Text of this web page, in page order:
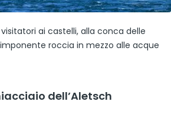
ai castelli, alla conca delle
roccia in mezzo alle acque
dell’Aletsch